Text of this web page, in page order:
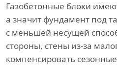
Газобетонные блоки
а значит фундамент под
с меньшей несущей
стороны, стены из-за
компенсировать